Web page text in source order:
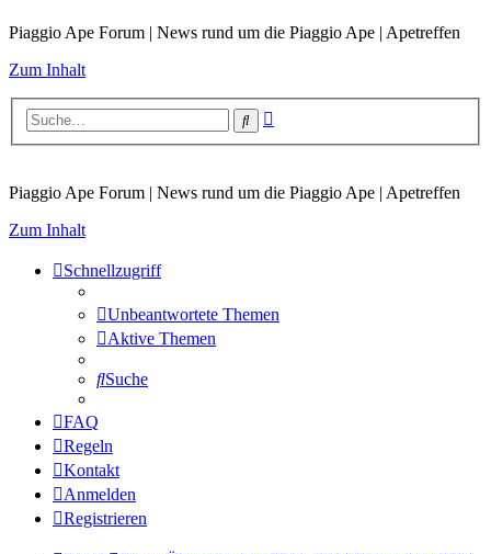
Piaggio Ape Forum | News rund um die Piaggio Ape | Apetreffen
Zum Inhalt
Suche
Piaggio Ape Forum | News rund um die Piaggio Ape | Apetreffen
Zum Inhalt
Schnellzugriff
Unbeantwortete Themen
Aktive Themen
Suche
FAQ
Regeln
Kontakt
Anmelden
Registrieren